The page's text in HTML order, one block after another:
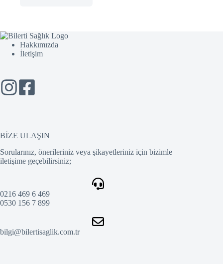
Hakkımızda
İletişim
BİZE ULAŞIN
Sorularınız, önerileriniz veya şikayetleriniz için bizimle
iletişime geçebilirsiniz;
0216 469 6 469
0530 156 7 899
bilgi@bilertisaglik.com.tr